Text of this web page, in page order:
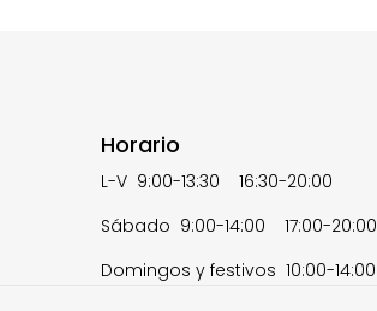
Horario
L-V 9:00-13:30 16:30-20:00
Sábado 9:00-14:00 17:00-20:00
Domingos y festivos 10:00-14:00